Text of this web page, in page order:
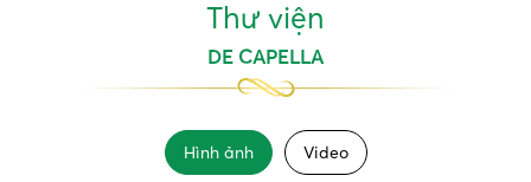
Thư viện
DE CAPELLA
Hình ảnh Video